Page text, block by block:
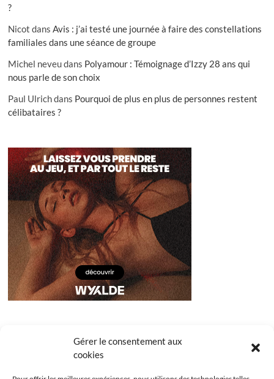
Gérer le consentement aux
cookies
?
Nicot dans Avis : j’ai testé une journée à faire des constellations
familiales dans une séance de groupe
Michel neveudans Polyamour : Témoignage d’Izzy 28 ans qui
nous parle de son choix
Paul Ulrichdans Pourquoi de plus en plus de personnes restent
célibataires ?